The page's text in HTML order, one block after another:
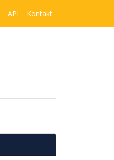
API Kontakt